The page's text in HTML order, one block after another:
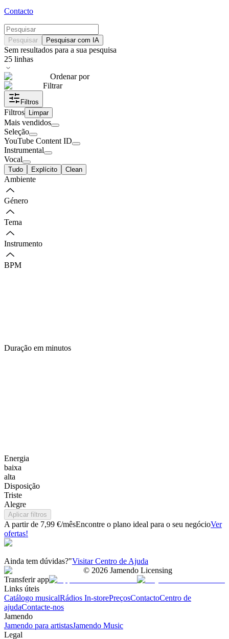
Contacto
Pesquisar Pesquisar com IA
Sem resultados para a sua pesquisa
25 linhas
Ordenar por
Filtrar
Filtros
Filtros Limpar
Mais vendidos
Seleção
YouTube Content ID
Instrumental
Vocal
Tudo Explícito Clean
Ambiente
Género
Tema
Instrumento
BPM
Duração em minutos
Energia
baixa
alta
Disposição
Triste
Alegre
Aplicar filtros
A partir de 7,99 €/mêsEncontre o plano ideal para o seu negócioVer
ofertas!
Ainda tem dúvidas?"Visitar Centro de Ajuda
© 2026 Jamendo Licensing
Transferir app
Links úteis
Catálogo musicalRádios In-storePreçosContactoCentro de
ajudaContacte-nos
Jamendo
Jamendo para artistasJamendo Music
Legal